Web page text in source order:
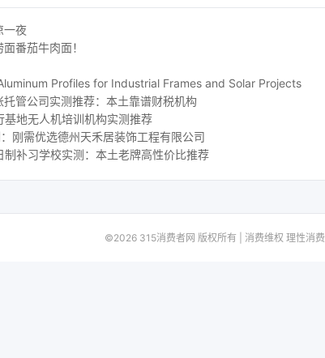
一夜
番茄牛肉面！
Profiles for Industrial Frames and Solar Projects
管公司实测推荐：本土靠谱财税机构
地无人机培训机构实测推荐
刚需优选德州天禾居装饰工程有限公司
补习学校实测：本土老牌高性价比推荐
©2026 315消费者网 版权所有 | 消费维权 理性消费